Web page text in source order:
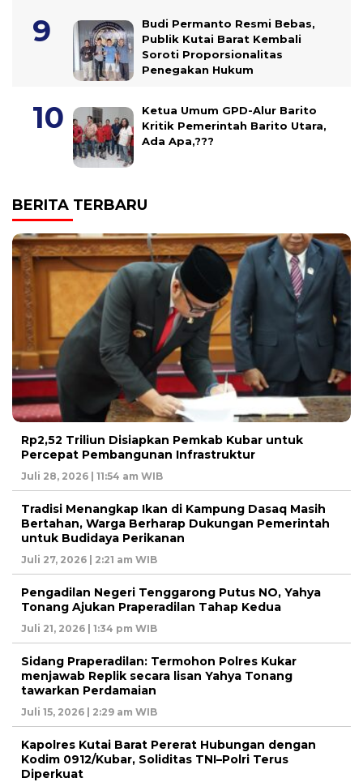
Budi Permanto Resmi Bebas,
Publik Kutai Barat Kembali
Soroti Proporsionalitas
Penegakan Hukum
Ketua Umum GPD-Alur Barito
Kritik Pemerintah Barito Utara,
Ada Apa,???
BERITA TERBARU
Rp2,52 Triliun Disiapkan Pemkab Kubar untuk
Percepat Pembangunan Infrastruktur
Juli 28, 2026 | 11:54 am WIB
Tradisi Menangkap Ikan di Kampung Dasaq Masih
Bertahan, Warga Berharap Dukungan Pemerintah
untuk Budidaya Perikanan
Juli 27, 2026 | 2:21 am WIB
Pengadilan Negeri Tenggarong Putus NO, Yahya
Tonang Ajukan Praperadilan Tahap Kedua
Juli 21, 2026 | 1:34 pm WIB
Sidang Praperadilan: Termohon Polres Kukar
menjawab Replik secara lisan Yahya Tonang
tawarkan Perdamaian
Juli 15, 2026 | 2:29 am WIB
Kapolres Kutai Barat Pererat Hubungan dengan
Kodim 0912/Kubar, Soliditas TNI–Polri Terus
Diperkuat